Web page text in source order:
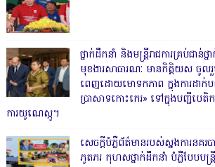
ថ្នាក់ដឹកនាំ និងមន្ត្រីរាជការគ្រប់ជាន់ថ្
មុខងារសាធារណៈ មានកិត្តិយស ចូលរួ
ពេញដោយមោទកភាព ក្នុងការដាក់
ប្រាសាទកោះកេរ» ទៅក្នុងបញ្ជីបេ
ការយូណេស្កូ។
សេចក្តីបំភ្លឺព័ត៌មានរបស់ស្នងការនគរ
ភូតភរ កុហសថ្នាក់ដឹកនាំ បំភ្លឺបែបបន្ត្